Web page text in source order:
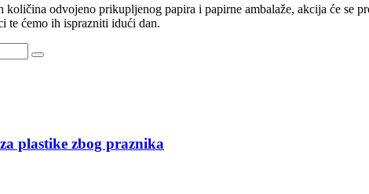
odvojeno prikupljenog papira i papirne ambalaže, akcija će se
te ćemo ih isprazniti idući dan.
plastike zbog praznika